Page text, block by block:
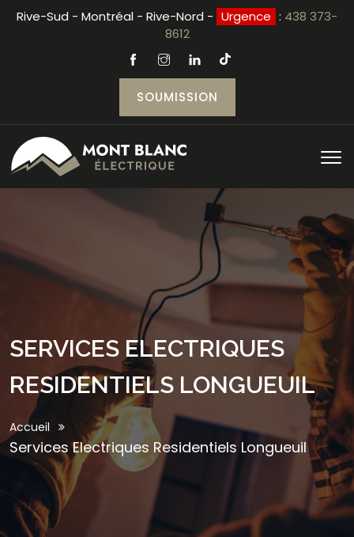
Rive-Sud - Montréal - Rive-Nord - Urgence : 438 373-
8612
SOUMISSION
SERVICES ELECTRIQUES
RESIDENTIELS LONGUEUIL
Accueil
Services Electriques Residentiels Longueuil